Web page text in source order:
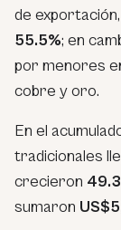
de
55.5%; en
por menores
cobre y oro.
En el
tradicionales
crecieron
sumaron